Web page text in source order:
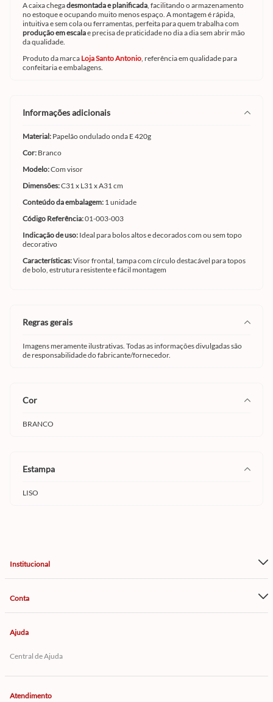
A caixa chegadesmontada e planificada, facilitando o armazenamento
no estoque e ocupando muito menos espaço. A montagem é rápida,
intuitiva e sem cola ou ferramentas, perfeita para quem trabalha com
produção em escalae precisa de praticidade no dia a dia sem abrir mão
da qualidade.
Produto da marca Loja Santo Antonio, referência em qualidade para
confeitaria e embalagens.
informações adicionais
Material: Papelão ondulado onda E 420g
Cor: Branco
Modelo:Com visor
Dimensões:C31 x L31 x A31 cm
Conteúdo da embalagem: 1 unidade
Código Referência:01-003-003
Indicação de uso: Ideal para bolos altos e decorados com ou sem topo
decorativo
Características:Visor frontal, tampa com círculo destacável para topos
de bolo, estrutura resistente e fácil montagem
regras gerais
Imagens meramente ilustrativas. Todas as informações divulgadas são
de responsabilidade do fabricante/fornecedor.
cor
BRANCO
estampa
LISO
Institucional
Conta
Ajuda
Central de Ajuda
Atendimento